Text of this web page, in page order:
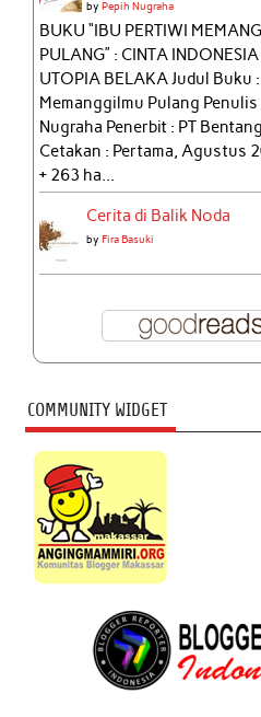
byPepih Nugraha
BUKU “IBU PERTIWI
PULANG” : CINTA
UTOPIA BELAKA Judul Buku
Memanggilmu Pulang Penulis
Nugraha Penerbit : PT
Cetakan : Pertama, Agustus
+ 263 ha...
Cerita di Balik Noda
byFira Basuki
COMMUNITY WIDGET